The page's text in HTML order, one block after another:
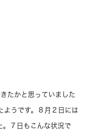
たかと思っていました
ようです。８月２日には
。７日もこんな状況で